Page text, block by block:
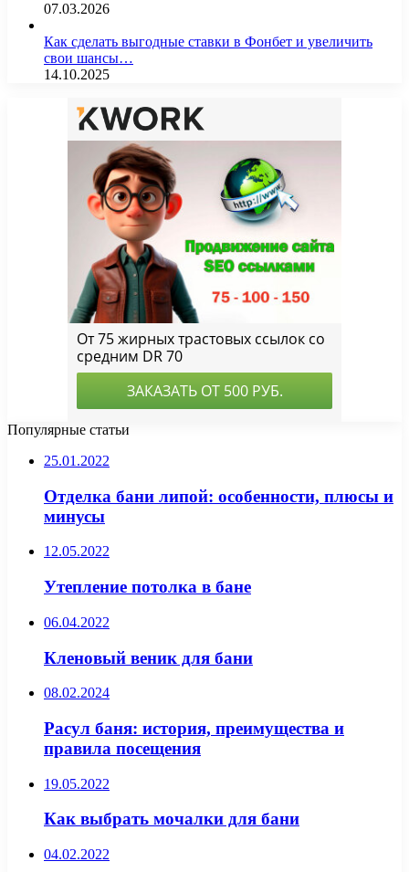
07.03.2026
Как сделать выгодные ставки в Фонбет и увеличить
свои шансы…
14.10.2025
Популярные статьи
25.01.2022
Отделка бани липой: особенности, плюсы и
минусы
12.05.2022
Утепление потолка в бане
06.04.2022
Кленовый веник для бани
08.02.2024
Расул баня: история, преимущества и
правила посещения
19.05.2022
Как выбрать мочалки для бани
04.02.2022